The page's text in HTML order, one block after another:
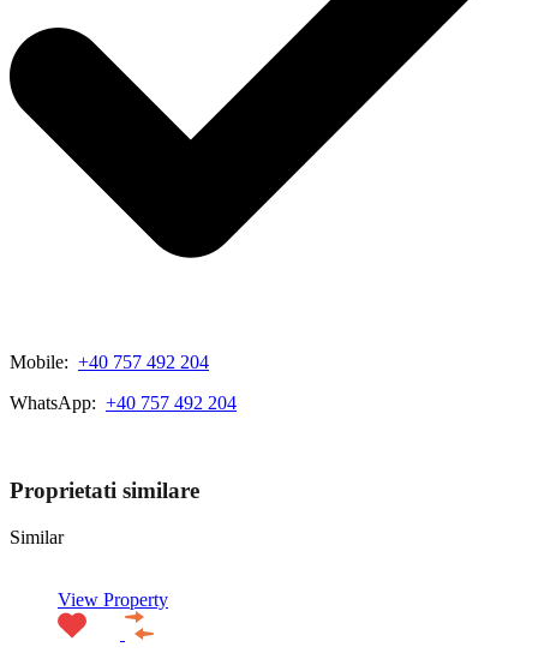
Mobile: +40 757 492 204
WhatsApp: +40 757 492 204
Proprietati similare
Similar
View Property